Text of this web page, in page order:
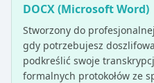
DOCX (Microsoft Word)
Stworzony do
gdy potrzebujesz
podkreślić swoje
formalnych protokołów ze